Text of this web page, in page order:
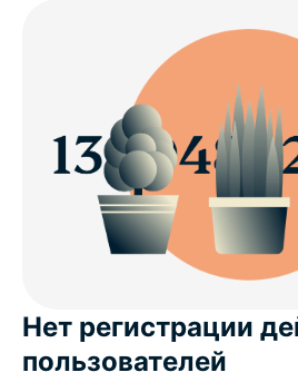
Нет регистрации
пользователей